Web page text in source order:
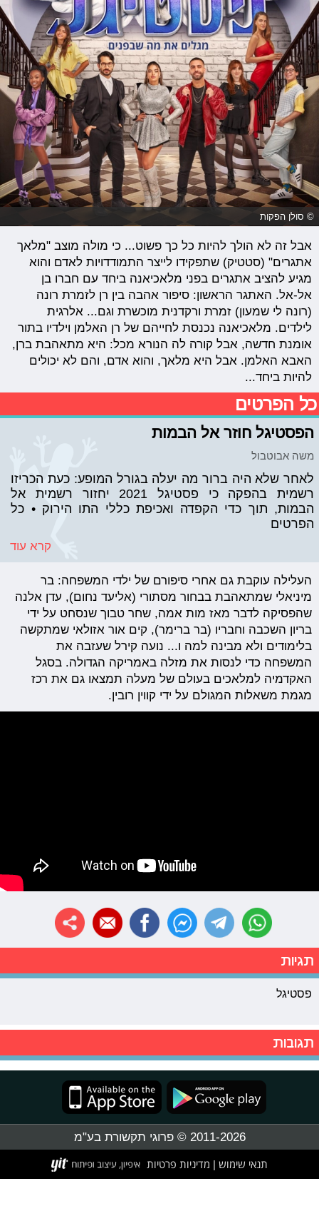
© סולן הפקות
אבל זה לא הולך להיות כל כך פשוט... כי מולה מוצב "מלאך
אתגרים" (סטטיק) שתפקידו לייצר התמודדויות לאדם והוא
מגיע להציב אתגרים בפני מלאכיאנה ביחד עם חברו בן
אל-אל. האתגר הראשון: סיפור אהבה בין רן לזמרת רונה
(רונה לי שמעון) זמרת ורקדנית מוכשרת וגם... אלרגית
לילדים. מלאכיאנה נכנסת לחייהם של רן האלמן וילדיו בתור
אומנת חדשה, אבל קורה לה הנורא מכל: היא מתאהבת ברן,
האבא האלמן. אבל היא מלאך, והוא אדם, והם לא יכולים
להיות ביחד...
כל הפרטים
הפסטיגל חוזר אל הבמות
משה אבוטבול
לאחר שלא היה ברור מה יעלה בגורל המופע: כעת הכריזו
רשמית בהפקה כי פסטיגל 2021 יחזור רשמית אל
הבמות, תוך כדי הקפדה ואכיפת כללי התו הירוק • כל
הפרטים
קרא עוד
העלילה עוקבת גם אחרי סיפורם של ילדי המשפחה: בר
מיניאלי שמתאהבת בבחור מסתורי (אליעד נחום), עדן אלנה
שהפסיקה לדבר מאז מות אמה, שחר טבוך שנסחט על ידי
בריון השכבה וחבריו (בר ברימר), קים אור אזולאי שמתקשה
בלימודים ולא מבינה למה ו... נועה קירל שעזבה את
המשפחה כדי לנסות את מזלה באמריקה הגדולה. בסגל
האקדמיה למלאכים בעולם של מעלה תמצאו גם את רכז
מגמת משאלות המגולם על ידי קווין רובין.
תגיות
פסטיגל
תגובות
2011-2026 © פרוגי תקשורת בע"מ
תנאי שימוש מדיניות פרטיות